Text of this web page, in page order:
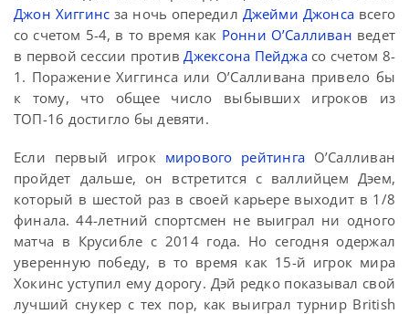
Джон Хиггинсза ночь опередил Джейми Джонса всего
со счетом 5-4, в то время как Ронни О’Салливан ведет
в первой сессии противДжексона Пейджасо счетом 8-
1. Поражение Хиггинса или О’Салливана привело бы
к тому, что общее число выбывших игроков из
ТОП-16 достигло бы девяти.
Если первый игрок мирового рейтингаО’Салливан
пройдет дальше, он встретится с валлийцем Дэем,
который в шестой раз в своей карьере выходит в 1/8
финала. 44-летний спортсмен не выиграл ни одного
матча в Крусибле с 2014 года. Но сегодня одержал
уверенную победу, в то время как 15-й игрок мира
Хокинс уступил ему дорогу. Дэй редко показывал свой
лучший снукер с тех пор, как выиграл турнир British